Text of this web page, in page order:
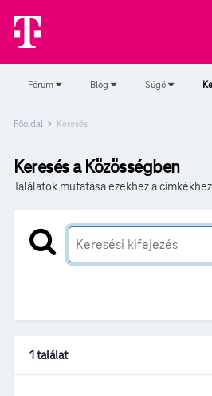
Fórum Blog Súgó
Főoldal Keresés
Keresés a Közösségben
Találatok mutatása ezekhez a
1 találat